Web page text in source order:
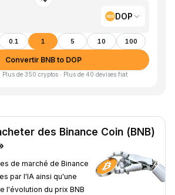
DOP
0.1 1 5 10 100
Convertir BNB to DOP
de 350 cryptos · Plus de 40 devises fiat
des Binance Coin (BNB)
de marché de Binance
par l'IA ainsi qu'une
l'évolution du prix BNB